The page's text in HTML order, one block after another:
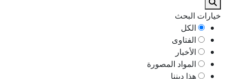
خيارات البحث
الكل
الفتاوى
الأخبار
المواد المصورة
هذا ديننا